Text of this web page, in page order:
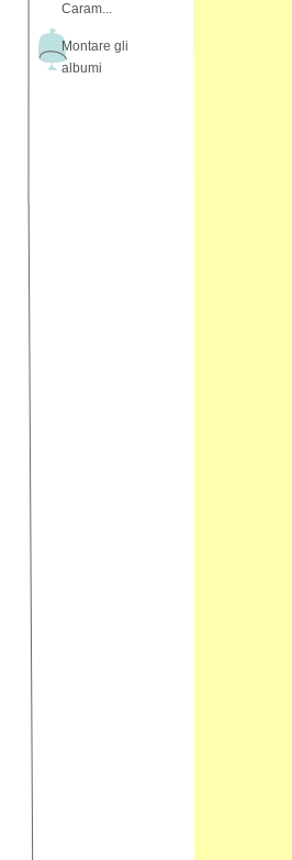
Caram...
Montare gli
albumi